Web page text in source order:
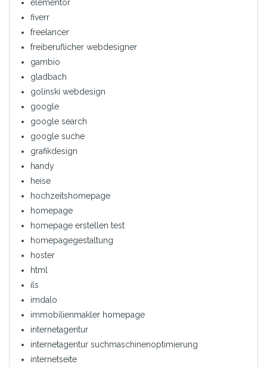
elementor
fiverr
freelancer
freiberuflicher webdesigner
gambio
gladbach
golinski webdesign
google
google search
google suche
grafikdesign
handy
heise
hochzeitshomepage
homepage
homepage erstellen test
homepagegestaltung
hoster
html
ils
imdalo
immobilienmakler homepage
internetagentur
internetagentur suchmaschinenoptimierung
internetseite